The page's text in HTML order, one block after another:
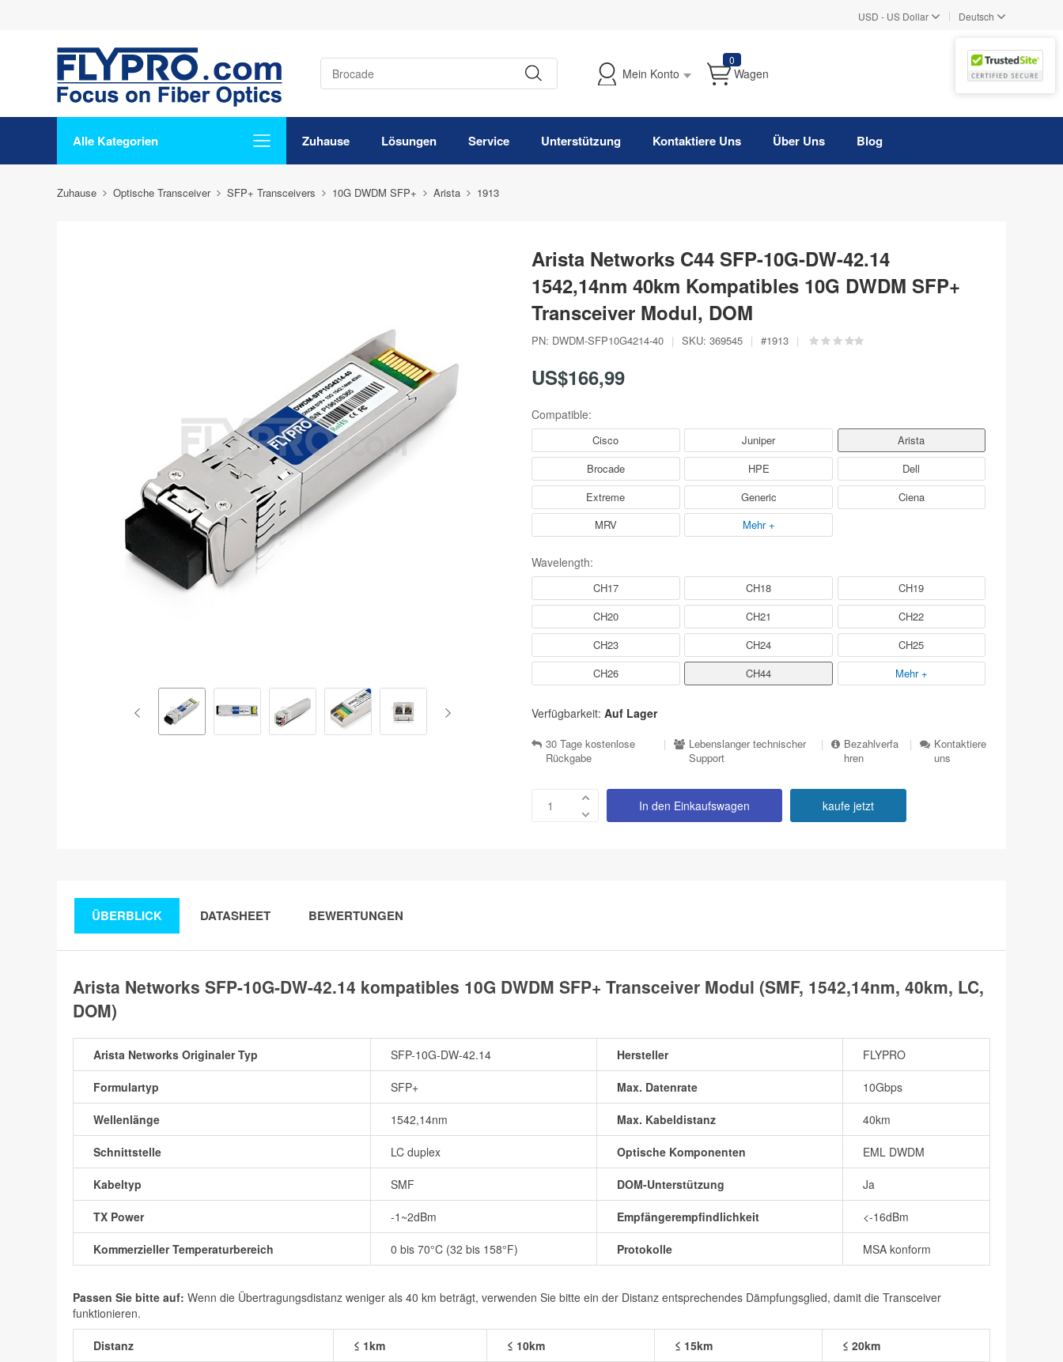
USD - US Dollar | Deutsch
Mein Konto
0
Wagen
Alle Kategorien Zuhause Lösungen Service Unterstützung Kontaktiere Uns Über Uns Blog
Zuhause Optische Transceiver SFP+ Transceivers 10G DWDM SFP+ Arista 1913
Arista Networks C44 SFP-10G-DW-42.14
1542,14nm 40km Kompatibles 10G DWDM SFP+
Transceiver Modul, DOM
PN: DWDM-SFP10G4214-40 | SKU: 369545 | #1913 |
US$166,99
Compatible:
Cisco Juniper
Arista
Brocade
HPE
Dell
Extreme
Generic
Ciena
MRV
Mehr +
Wavelength:
CH17 CH18
CH19
CH20
CH21
CH22
CH23
CH24
CH25
CH26
CH44 Mehr +
Verfügbarkeit: Auf Lager
30 Tage kostenlose
Rückgabe
|
Lebenslanger technischer
Support
|
Bezahlverfa
hren
|
Kontaktiere
uns
In den Einkaufswagen kaufe jetzt
ÜBERBLICK DATASHEET BEWERTUNGEN
Arista Networks SFP-10G-DW-42.14 kompatibles 10G DWDM SFP+ Transceiver Modul (SMF, 1542,14nm, 40km, LC,
DOM)
Arista Networks Originaler Typ SFP-10G-DW-42.14 Hersteller FLYPRO
Formulartyp SFP+ Max. Datenrate 10Gbps
Wellenlänge 1542,14nm Max. Kabeldistanz 40km
Schnittstelle LC duplex Optische Komponenten EML DWDM
Kabeltyp SMF DOM-Unterstützung Ja
TX Power -1~2dBm Empfängerempfindlichkeit <-16dBm
Kommerzieller Temperaturbereich 0 bis 70°C (32 bis 158°F) Protokolle MSA konform
Passen Sie bitte auf: Wenn die Übertragungsdistanz weniger als 40 km beträgt, verwenden Sie bitte ein der Distanz entsprechendes Dämpfungsglied, damit die Transceiver
funktionieren.
Distanz ≤ 1km ≤ 10km ≤ 15km ≤ 20km